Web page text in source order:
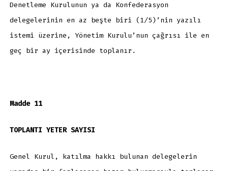
Denetleme Kurulunun ya da Konfederasyon
delegelerinin en az beşte biri (1/5)’nin yazılı
istemi üzerine, Yönetim Kurulu’nun çağrısı ile en
geç bir ay içerisinde toplanır.
Madde 11
TOPLANTI YETER SAYISI
Genel Kurul, katılma hakkı bulunan delegelerin